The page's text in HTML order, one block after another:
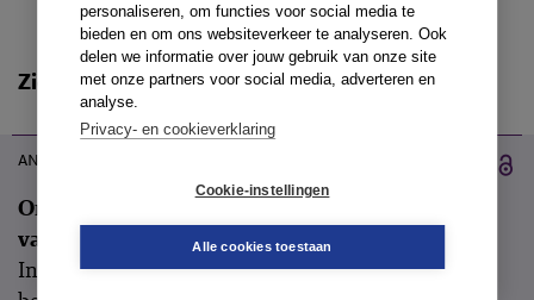
personaliseren, om functies voor social media te
bieden en om ons websiteverkeer te analyseren. Ook
delen we informatie over jouw gebruik van onze site
met onze partners voor social media, adverteren en
analyse.
Privacy- en cookieverklaring
Cookie-instellingen
Alle cookies toestaan
Zie ook
annotatie
Ondeskundigheid mediator over vastlegging
van afspraken
In een echtscheidingszaak(M-2021-2)trofhet